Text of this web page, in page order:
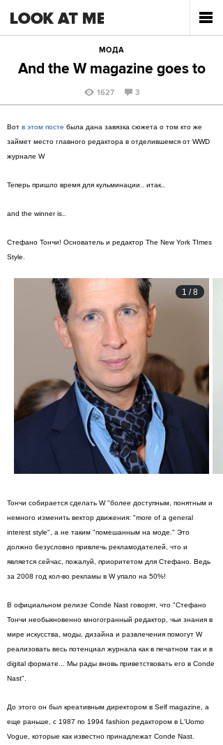
МОДА
And the W magazine goes to
1627 3
Вот в этом посте была дана завязка сюжета о том кто же
займет место главного редактора в отделившемся от WWD
журнале W
Теперь пришло время для кульминации.. итак..
and the winner is..
Стефано Тончи! Основатель и редактор The New York TImes
Style.
1 /8
Тончи собирается сделать W "более доступным, понятным и
немного изменить вектор движения: "more of a general
interest style", а не таким "помешанным на моде." Это
должно безусловно привлечь рекламодателей, что и
является сейчас, пожалуй, приоритетом для Стефано. Ведь
за 2008 год кол-во рекламы в W упало на 50%!
В официальном релизе Conde Nast говорят, что "Стефано
Тончи необыкновенно многогранный редактор, чьи знания в
мире искусства, моды, дизайна и развлечения помогут W
реализовать весь потенциал журнала как в печатном так и в
digital формате... Мы рады вновь приветствовать его в Conde
Nast".
До этого он был креативным директором в Self magazine, а
еще раньше, с 1987 по 1994 fashion редактором в L'Uomo
Vogue, которые как известно принадлежат Conde Nast.